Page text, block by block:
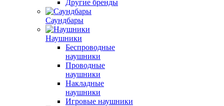
Другие бренды
Саундбары
Наушники
Беспроводные
наушники
Проводные
наушники
Накладные
наушники
Игровые наушники